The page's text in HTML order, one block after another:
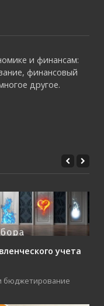
и финансам:
финансовый
другое.
учета
бюджетирование